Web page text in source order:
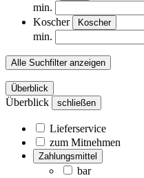
min.
Koscher
Koscher
min.
Alle Suchfilter anzeigen
Überblick
Überblick schließen
Lieferservice
zum Mitnehmen
Zahlungsmittel
bar